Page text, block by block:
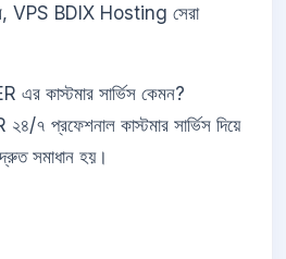
VPS BDIX Hosting সেরা
কাস্টমার সার্ভিস কেমন?
৭ প্রফেশনাল কাস্টমার সার্ভিস দিয়ে
সমাধান হয়।